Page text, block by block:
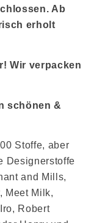
Ab
erholt
Wir verpacken
schönen &
Stoffe, aber
Designerstoffe
and Mills,
Meet Milk,
Robert